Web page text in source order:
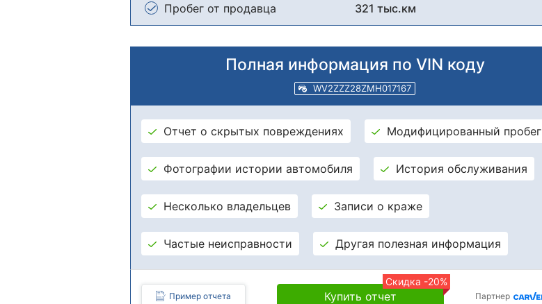
Пробег от продавца 321 тыс.км
Полная информация по VIN коду
WV2ZZZ28ZMH017167
Отчет о скрытых повреждениях Модифицированный пробег
Фотографии истории автомобиля История обслуживания
Несколько владельцев Записи о краже
Частые неисправности Другая полезная информация
Пример отчета
Скидка -20%
Купить отчет Партнер